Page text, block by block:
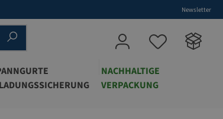
Newsletter
NACHHALTIGE
VERPACKUNG